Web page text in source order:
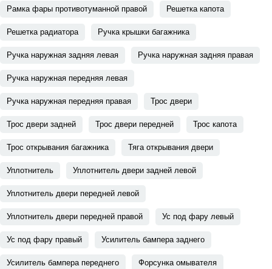
Рамка фары противотуманной правой Решетка капота
Решетка радиатора Ручка крышки багажника
Ручка наружная задняя левая Ручка наружная задняя правая
Ручка наружная передняя левая
Ручка наружная передняя правая Трос двери
Трос двери задней Трос двери передней Трос капота
Трос открывания багажника Тяга открывания двери
Уплотнитель Уплотнитель двери задней левой
Уплотнитель двери передней левой
Уплотнитель двери передней правой Ус под фару левый
Ус под фару правый Усилитель бампера заднего
Усилитель бампера переднего Форсунка омывателя